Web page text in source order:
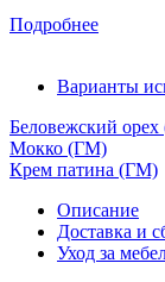
Подробнее
Варианты
Беловежский
Мокко (ГМ)
Крем патина (ГМ)
Описание
Доставка и
Уход за